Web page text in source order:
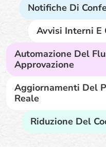
Notifiche Di
Avvisi Interni E
Automazione Del
Approvazione
Aggiornamenti Del
Reale
Riduzione Del